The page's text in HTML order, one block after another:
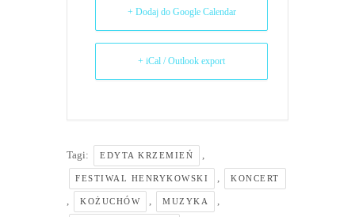
+ Dodaj do Google Calendar
+ iCal / Outlook export
Tagi: EDYTA KRZEMIEŃ ,
FESTIWAL HENRYKOWSKI , KONCERT
, KOŻUCHÓW , MUZYKA ,